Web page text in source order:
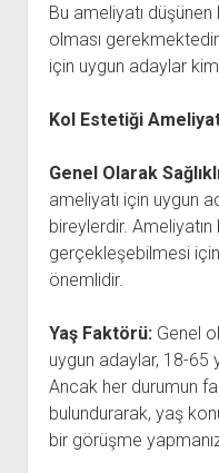
Bu ameliyatı
olması
için uygun adaylar
Kol Estetiği
Genel Olarak
ameliyatı için uygun
bireylerdir. Ameliyatın
gerçekleşebilmesi
önemlidir.
Yaş Faktörü: Genel
uygun adaylar, 18-65
Ancak her durumun
bulundurarak, yaş
bir görüşme